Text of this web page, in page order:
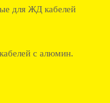
для ЖД кабелей
с алюмин.